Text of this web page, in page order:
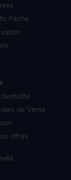
Pêche
de Vente
offres